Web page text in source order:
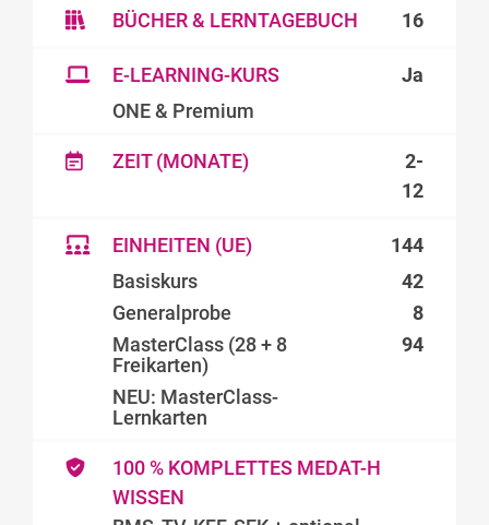
BÜCHER & LERNTAGEBUCH 16
E-LEARNING-KURS
Ja
ONE & Premium
ZEIT (MONATE)
2-
12
EINHEITEN (UE)
144
Basiskurs
42
Generalprobe
8
MasterClass (28 + 8
Freikarten)
94
NEU: MasterClass-
Lernkarten
100 % KOMPLETTES MEDAT-H
WISSEN